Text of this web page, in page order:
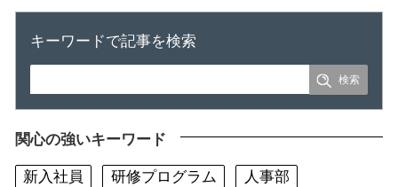
キーワードで記事を検索
関心の強いキーワード
新入社員 研修プログラム
人事部